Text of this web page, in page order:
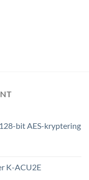
128-bit AES-kryptering
K-ACU2E